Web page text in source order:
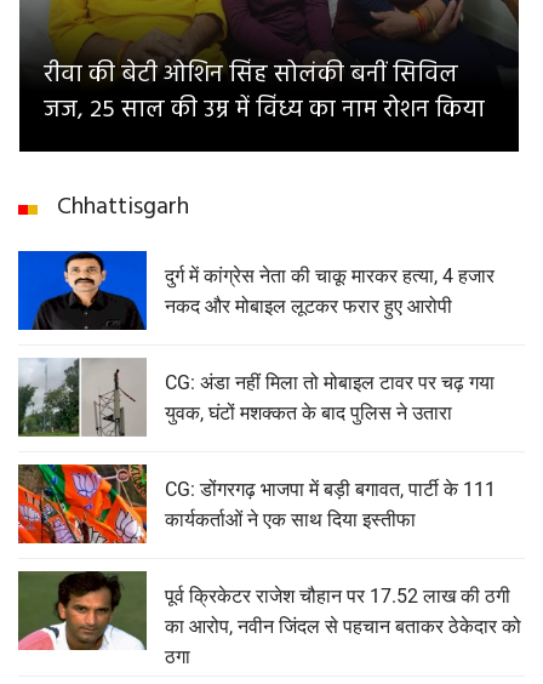
रीवा की बेटी ओशिन सिंह सोलंकी बनीं सिविल
जज, 25 साल की उम्र में विंध्य का नाम रोशन किया
Chhattisgarh
दुर्ग में कांग्रेस नेता की चाकू मारकर हत्या, 4 हजार
नकद और मोबाइल लूटकर फरार हुए आरोपी
CG: अंडा नहीं मिला तो मोबाइल टावर पर चढ़ गया
युवक, घंटों मशक्कत के बाद पुलिस ने उतारा
CG: डोंगरगढ़ भाजपा में बड़ी बगावत, पार्टी के 111
कार्यकर्ताओं ने एक साथ दिया इस्तीफा
पूर्व क्रिकेटर राजेश चौहान पर 17.52 लाख की ठगी
का आरोप, नवीन जिंदल से पहचान बताकर ठेकेदार को
ठगा